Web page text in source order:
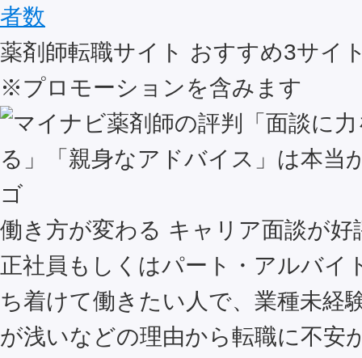
者数
薬剤師転職サイト おすすめ3サイ
※プロモーションを含みます
働き方が変わる キャリア面談が好
正社員もしくはパート・アルバイ
ち着けて働きたい人で、業種未経
が浅いなどの理由から転職に不安